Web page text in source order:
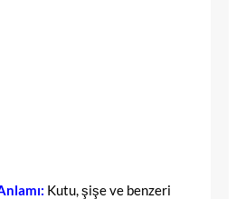
Kutu, şişe ve benzeri